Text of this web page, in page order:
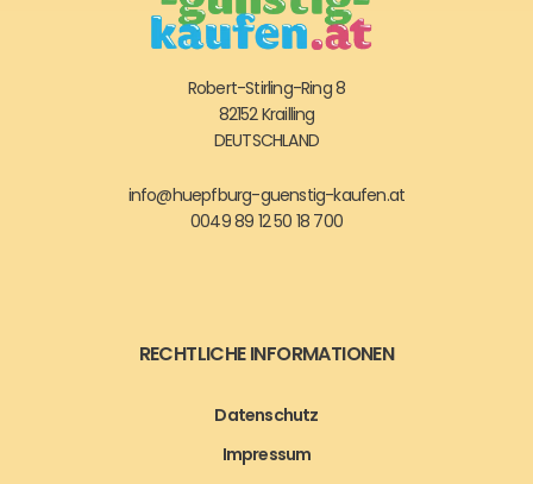
Robert-Stirling-Ring 8
82152 Krailling
DEUTSCHLAND
info@huepfburg-guenstig-kaufen.at
0049 89 12 50 18 700
RECHTLICHE INFORMATIONEN
Datenschutz
Impressum